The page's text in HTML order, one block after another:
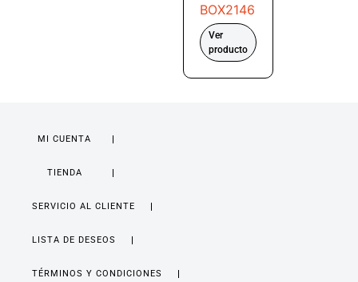
BOX2146
Ver
producto
MI CUENTA
TIENDA
SERVICIO AL CLIENTE
LISTA DE DESEOS
TÉRMINOS Y CONDICIONES